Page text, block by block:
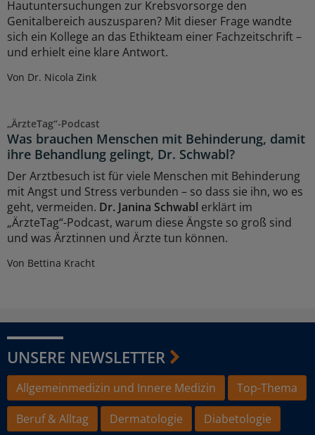
Hautuntersuchungen zur Krebsvorsorge den
Genitalbereich auszusparen? Mit dieser Frage wandte
sich ein Kollege an das Ethikteam einer Fachzeitschrift –
und erhielt eine klare Antwort.
Von Dr. Nicola Zink
„ÄrzteTag“-Podcast
Was brauchen Menschen mit Behinderung, damit
ihre Behandlung gelingt, Dr. Schwabl?
Der Arztbesuch ist für viele Menschen mit Behinderung
mit Angst und Stress verbunden – so dass sie ihn, wo es
geht, vermeiden. Dr. Janina Schwabl erklärt im
„ÄrzteTag“-Podcast, warum diese Ängste so groß sind
und was Ärztinnen und Ärzte tun können.
Von Bettina Kracht
UNSERE NEWSLETTER
Allgemeinmedizin und Innere Medizin
Top-Thema
Beruf & Alltag
Dermatologie
Diabetologie